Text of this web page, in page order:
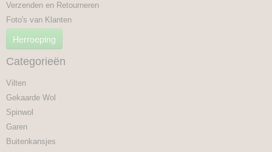
Verzenden en Retourneren
Foto's van Klanten
Herroeping
Categorieën
Vilten
Gekaarde Wol
Spinwol
Garen
Buitenkansjes